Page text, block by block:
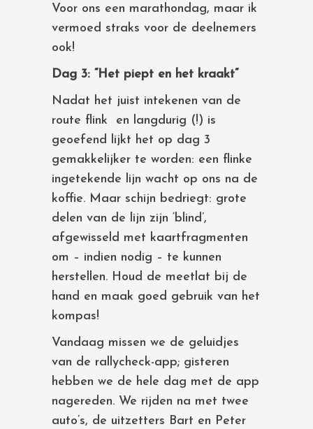
Voor ons een marathondag, maar ik
vermoed straks voor de deelnemers
ook!
Dag 3: “Het piept en het kraakt”
Nadat het juist intekenen van de
route flink en langdurig (!) is
geoefend lijkt het op dag 3
gemakkelijker te worden: een flinke
ingetekende lijn wacht op ons na de
koffie. Maar schijn bedriegt: grote
delen van de lijn zijn ‘blind’,
afgewisseld met kaartfragmenten
om – indien nodig – te kunnen
herstellen. Houd de meetlat bij de
hand en maak goed gebruik van het
kompas!
Vandaag missen we de geluidjes
van de rallycheck-app; gisteren
hebben we de hele dag met de app
nagereden. We rijden na met twee
auto’s, de uitzetters Bart en Peter